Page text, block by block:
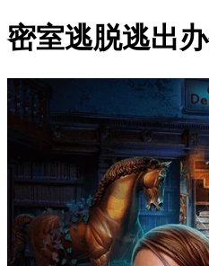
密室逃脱逃出